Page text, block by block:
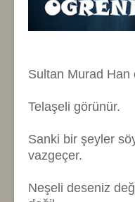
Sultan Murad Han
Telaşeli görünür.
Sanki bir şeyler
vazgeçer.
Neşeli deseniz